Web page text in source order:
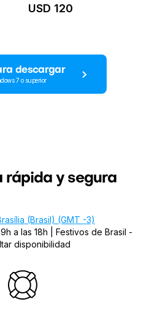
USD 120
descargar
7 o superior
rápida y segura
(Brasil) (GMT -3)
a las 18h | Festivos de Brasil -
disponibilidad